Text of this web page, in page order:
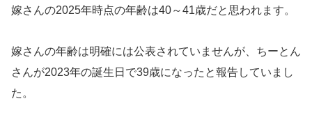
嫁さんの2025年時点の年齢は40～41歳だと思われます。
嫁さんの年齢は明確には公表されていませんが、ちーとん
さんが2023年の誕生日で39歳になったと報告していまし
た。